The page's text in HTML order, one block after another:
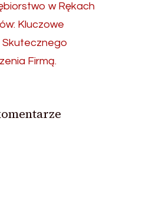
w Rękach
Kluczowe
Skutecznego
Firmą.